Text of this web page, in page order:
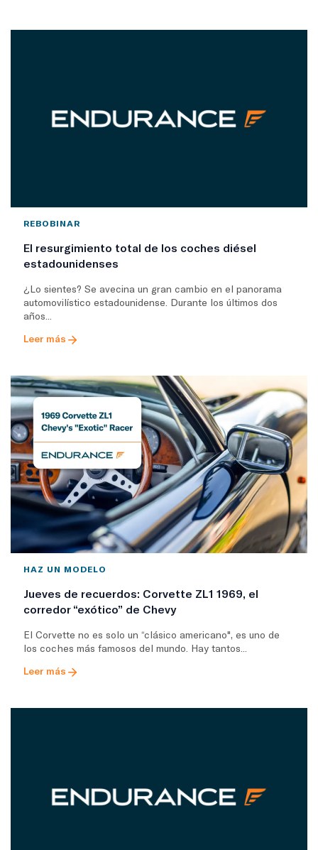
REBOBINAR
El resurgimiento total de los coches diésel
estadounidenses
¿Lo sientes? Se avecina un gran cambio en el panorama
automovilístico estadounidense. Durante los últimos dos
años...
Leer más
HAZ UN MODELO
Jueves de recuerdos: Corvette ZL1 1969, el
corredor “exótico” de Chevy
El Corvette no es solo un “clásico americano", es uno de
los coches más famosos del mundo. Hay tantos...
Leer más